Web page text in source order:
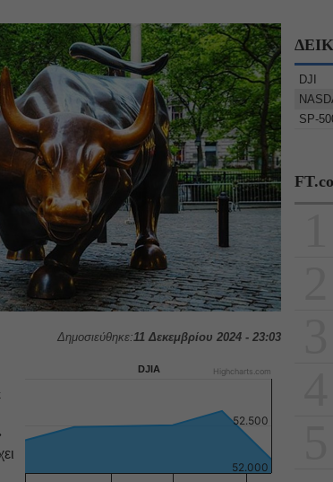
Δημοσιεύθηκε:11 Δεκεμβρίου 2024 - 23:03
DJIA
52.000
52.500
Highcharts.com
DJI
SP-